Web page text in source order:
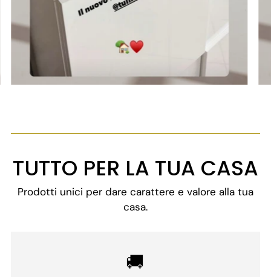
TUTTO PER LA TUA CASA
Prodotti unici per dare carattere e valore alla tua
casa.
🚚